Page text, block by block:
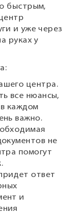
быстрым,
и уже через
руках у
центра.
все нюансы,
каждом
важно.
не
помогут
ответ
и